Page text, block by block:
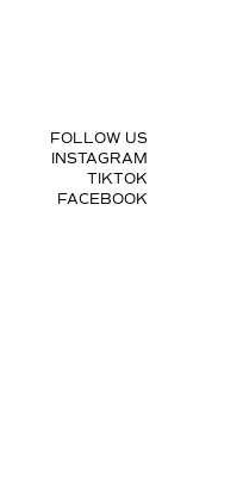
FOLLOW US
INSTAGRAM
TIKTOK
FACEBOOK